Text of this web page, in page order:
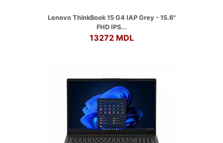
Lenovo ThinkBook 15 G4 IAP Grey - 15.6"
FHD IPS...
13272 MDL